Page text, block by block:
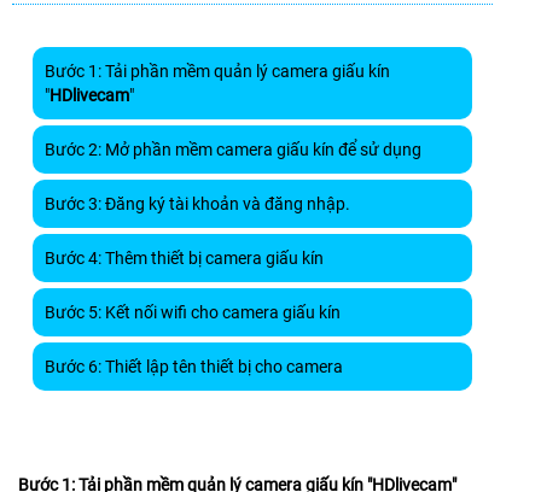
Bước 1: Tải phần mềm quản lý camera giấu kín
"HDlivecam"
Bước 2: Mở phần mềm camera giấu kín để sử dụng
Bước 3: Đăng ký tài khoản và đăng nhập.
Bước 4: Thêm thiết bị camera giấu kín
Bước 5: Kết nối wifi cho camera giấu kín
Bước 6: Thiết lập tên thiết bị cho camera
Bước 1: Tải phần mềm quản lý camera giấu kín "HDlivecam"